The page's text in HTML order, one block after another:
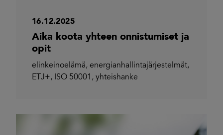
16.12.2025
Aika koota yhteen onnistumiset ja
opit
elinkeinoelämä, energianhallintajärjestelmät,
ETJ+, ISO 50001 , yhteishanke